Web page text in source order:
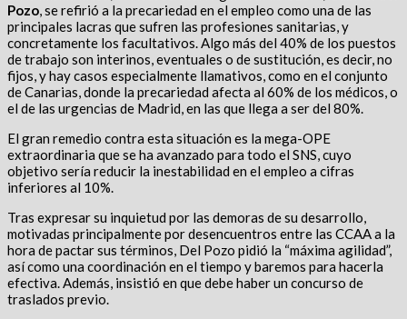
Pozo, se refirió a la precariedad en el empleo como una de las
principales lacras que sufren las profesiones sanitarias, y
concretamente los facultativos. Algo más del 40% de los puestos
de trabajo son interinos, eventuales o de sustitución, es decir, no
fijos, y hay casos especialmente llamativos, como en el conjunto
de Canarias, donde la precariedad afecta al 60% de los médicos, o
el de las urgencias de Madrid, en las que llega a ser del 80%.
El gran remedio contra esta situación es la mega-OPE
extraordinaria que se ha avanzado para todo el SNS, cuyo
objetivo sería reducir la inestabilidad en el empleo a cifras
inferiores al 10%.
Tras expresar su inquietud por las demoras de su desarrollo,
motivadas principalmente por desencuentros entre las CCAA a la
hora de pactar sus términos, Del Pozo pidió la “máxima agilidad”,
así como una coordinación en el tiempo y baremos para hacerla
efectiva. Además, insistió en que debe haber un concurso de
traslados previo.